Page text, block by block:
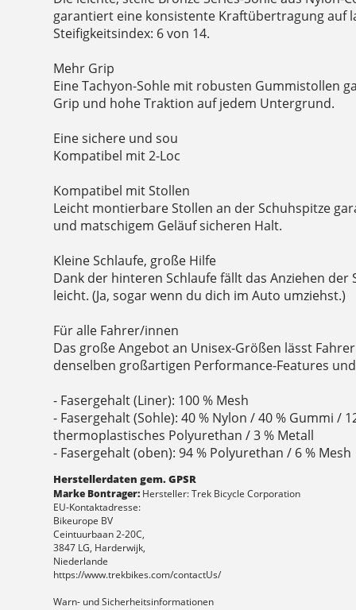
garantiert eine konsistente Kraftübertragung auf
Steifigkeitsindex: 6 von 14.
Mehr Grip
Eine Tachyon-Sohle mit robusten Gummistollen
Grip und hohe Traktion auf jedem Untergrund.
Eine sichere und sou
Kompatibel mit 2-Loc
Kompatibel mit Stollen
Leicht montierbare Stollen an der Schuhspitze
und matschigem Geläuf sicheren Halt.
Kleine Schlaufe, große Hilfe
Dank der hinteren Schlaufe fällt das Anziehen der
leicht. (Ja, sogar wenn du dich im Auto umziehst.)
Für alle Fahrer/innen
Das große Angebot an Unisex-Größen lässt
denselben großartigen Performance-Features
- Fasergehalt (Liner): 100 % Mesh
- Fasergehalt (Sohle): 40 % Nylon / 40 % Gummi /
thermoplastisches Polyurethan / 3 % Metall
- Fasergehalt (oben): 94 % Polyurethan / 6 % Mesh
Herstellerdaten gem. GPSR
Marke Bontrager: Hersteller: Trek Bicycle Corporation
EU-Kontaktadresse:
Bikeurope BV
Ceintuurbaan 2-20C,
3847 LG, Harderwijk,
Niederlande
https://www.trekbikes.com/contactUs/
Warn- und Sicherheitsinformationen